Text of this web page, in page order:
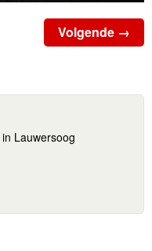
Volgende →
Lauwersoog